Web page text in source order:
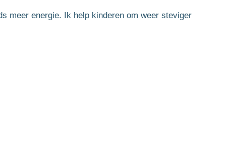
meer energie. Ik help kinderen om weer steviger